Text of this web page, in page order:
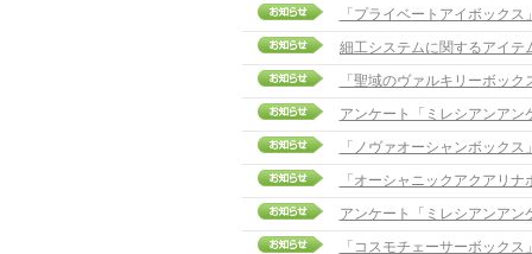
「プライベートアイボック
細工システムに関するアイテ
「聖域のヴァルキリーボッ
アンケート「ミレシアンアン
「ノヴァオーシャンボック
「オーシャニックアクアリ
アンケート「ミレシアンアン
「コスモチェーサーボック